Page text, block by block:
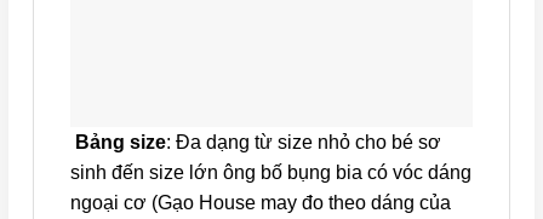
Bảng size: Đa dạng từ size nhỏ cho bé sơ
sinh đến size lớn ông bố bụng bia có vóc dáng
ngoại cơ (Gạo House may đo theo dáng của